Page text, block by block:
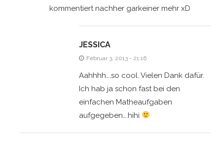
kommentiert nachher garkeiner mehr xD
JESSICA
Februar 3, 2013 - 21:16
Aahhhh….so cool. Vielen Dank dafür.
Ich hab ja schon fast bei den
einfachen Matheaufgaben
aufgegeben….hihi